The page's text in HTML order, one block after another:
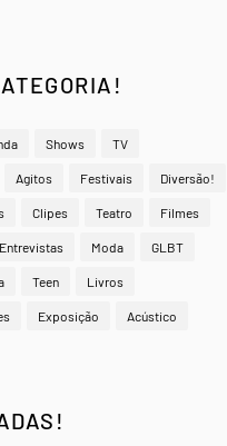
Shows TV
Agitos Festivais Diversão!
Clipes Teatro Filmes
Entrevistas Moda GLBT
Teen Livros
Exposição Acústico